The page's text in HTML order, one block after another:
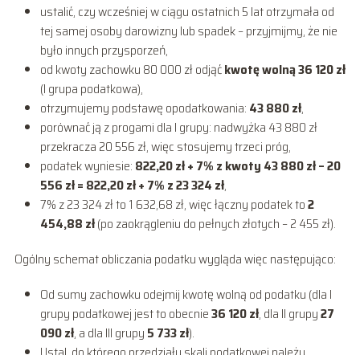
ustalić, czy wcześniej w ciągu ostatnich 5 lat otrzymała od
tej samej osoby darowizny lub spadek – przyjmijmy, że nie
było innych przysporzeń,
od kwoty zachowku 80 000 zł odjąćkwotę wolną 36 120 zł
(I grupa podatkowa),
otrzymujemy podstawę opodatkowania: 43 880 zł,
porównać ją z progami dla I grupy: nadwyżka 43 880 zł
przekracza 20 556 zł, więc stosujemy trzeci próg,
podatek wyniesie: 822,20 zł + 7% z kwoty 43 880 zł – 20
556 zł = 822,20 zł + 7% z 23 324 zł,
7% z 23 324 zł to 1 632,68 zł, więc łączny podatek to2
454,88 zł(po zaokrągleniu do pełnych złotych – 2 455 zł).
Ogólny schemat obliczania podatku wygląda więc następująco:
Od sumy zachowku odejmij kwotę wolną od podatku (dla I
grupy podatkowej jest to obecnie36 120 zł, dla II grupy27
090 zł, a dla III grupy 5 733 zł).